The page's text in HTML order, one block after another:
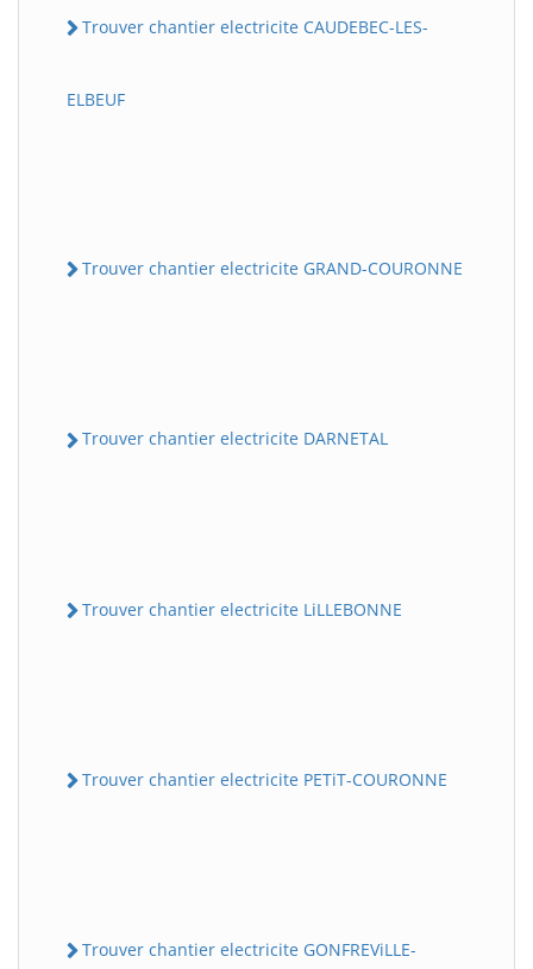
Trouver chantier electricite CAUDEBEC-LES-
ELBEUF
Trouver chantier electricite GRAND-COURONNE
Trouver chantier electricite DARNETAL
Trouver chantier electricite LiLLEBONNE
Trouver chantier electricite PETiT-COURONNE
Trouver chantier electricite GONFREViLLE-